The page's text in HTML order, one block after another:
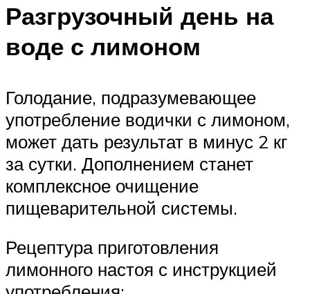
Разгрузочный день на
воде с лимоном
Голодание, подразумевающее
употребление водички с лимоном,
может дать результат в минус 2 кг
за сутки. Дополнением станет
комплексное очищение
пищеварительной системы.
Рецептура приготовления
лимонного настоя с инструкцией